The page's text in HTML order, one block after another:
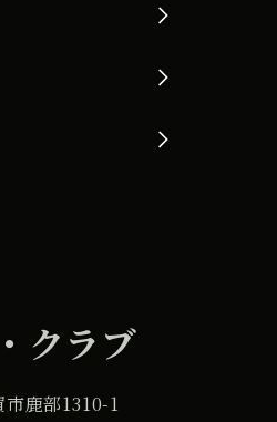
クラブ
鹿部1310-1